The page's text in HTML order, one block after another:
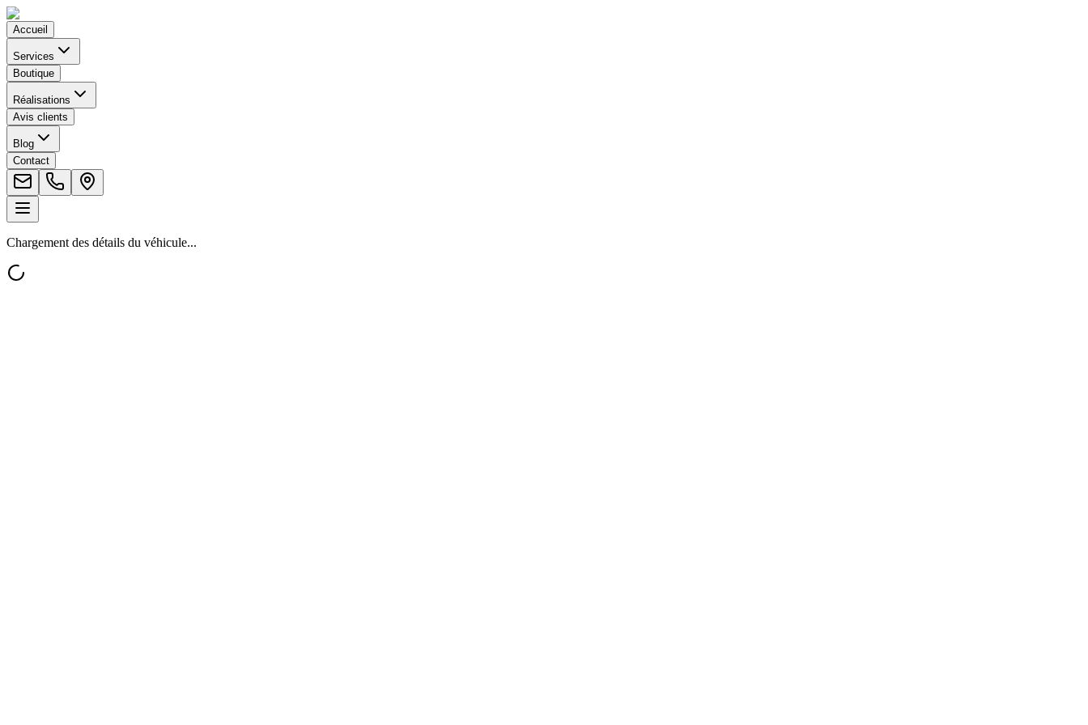
Accueil
Services
Boutique
Réalisations
Avis clients
Blog
Contact
Chargement des détails du véhicule...